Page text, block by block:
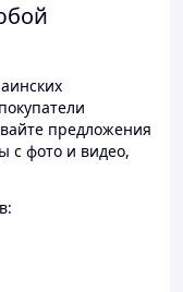
предложения
с фото и видео,